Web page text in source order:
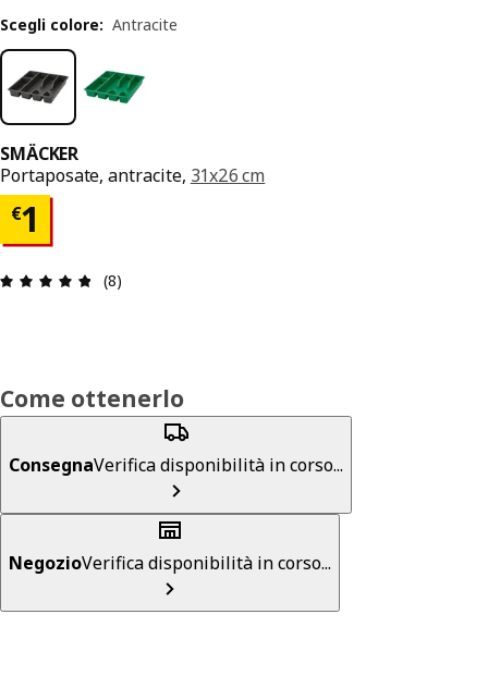
SMÄCKER
Portaposate, antracite, 31x26 cm
€1
Prezzo € 1
Recensione: 4.8 di 5 stelle. Recensioni totali: 8
(8)
Scegli colore: Antracite
Come ottenerlo
ConsegnaVerifica disponibilità in corso...
NegozioVerifica disponibilità in corso...